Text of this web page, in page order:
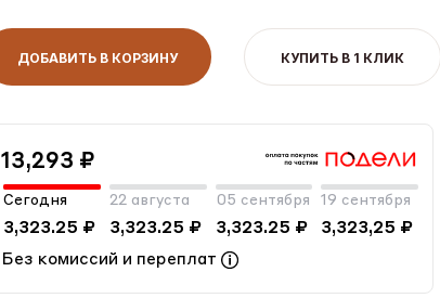
ДОБАВИТЬ В КОРЗИНУ КУПИТЬ В 1 КЛИК
13,293 ₽
Сегодня
3,323.25 ₽
22 августа
3,323.25 ₽
05 сентября
3,323.25 ₽
19 сентября
3,323,25 ₽
Без комиссий и переплат